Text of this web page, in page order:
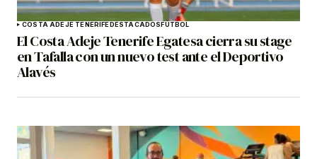
COSTA ADEJE TENERIFEDESTACADOSFÚTBOL
El Costa Adeje Tenerife Egatesa cierra su stage
en Tafalla con un nuevo test ante el Deportivo
Alavés